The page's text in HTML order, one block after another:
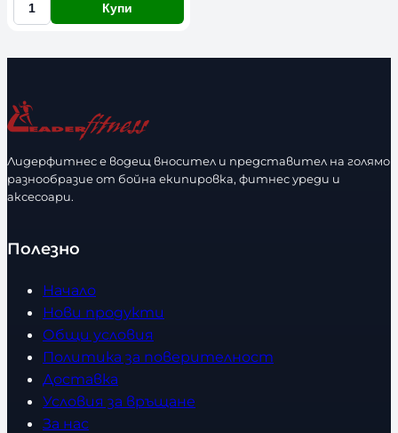
К
л
ч
е
т
в
Купи
Лидерфитнес е водещ вносител и представител на голямо
разнообразие от бойна екипировка, фитнес уреди и
аксесоари.
Полезно
Начало
Нови продукти
Общи условия
Политика за поверителност
Доставка
Условия за връщане
За нас